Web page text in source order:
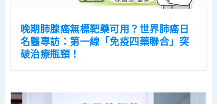
晚期肺腺癌無標靶藥可用？世界肺癌日
名醫專訪：第一線「免疫四藥聯合」突
破治療瓶頸！